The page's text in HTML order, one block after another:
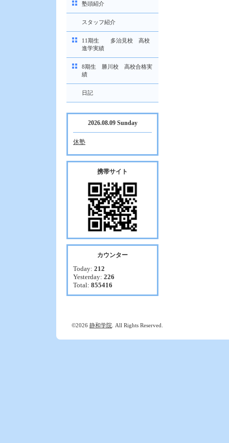
塾頭紹介
スタッフ紹介
11期生 多治見校 高校
進学実績
8期生 勝川校 高校合格実
績
日記
2026.08.09 Sunday
休塾
携帯サイト
カウンター
Today: 212
Yesterday: 226
Total: 855416
©2026 静和学院 . All Rights Reserved.